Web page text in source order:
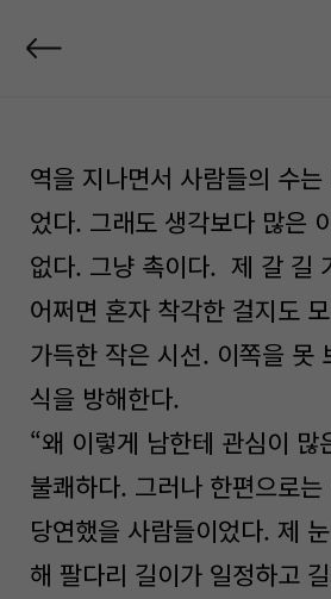
역을 지나면서 사람들의 수
었다. 그래도 생각보다 많은
없다. 그냥 촉이다. 제 갈 길
어쩌면 혼자 착각한 걸지도
가득한 작은 시선. 이쪽을 못
식을 방해한다.
“왜 이렇게 남한테 관심이 많
불쾌하다. 그러나 한편으로
당연했을 사람들이었다. 제
해 팔다리 길이가 일정하고